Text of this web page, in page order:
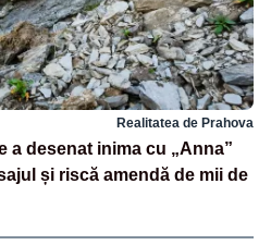
Realitatea de Prahova
a desenat inima cu „Anna”
și riscă amendă de mii de